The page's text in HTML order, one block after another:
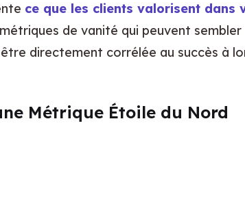
ce que les clients valorisent dans
de vanité qui peuvent
directement corrélée au succès à
Métrique Étoile du Nord